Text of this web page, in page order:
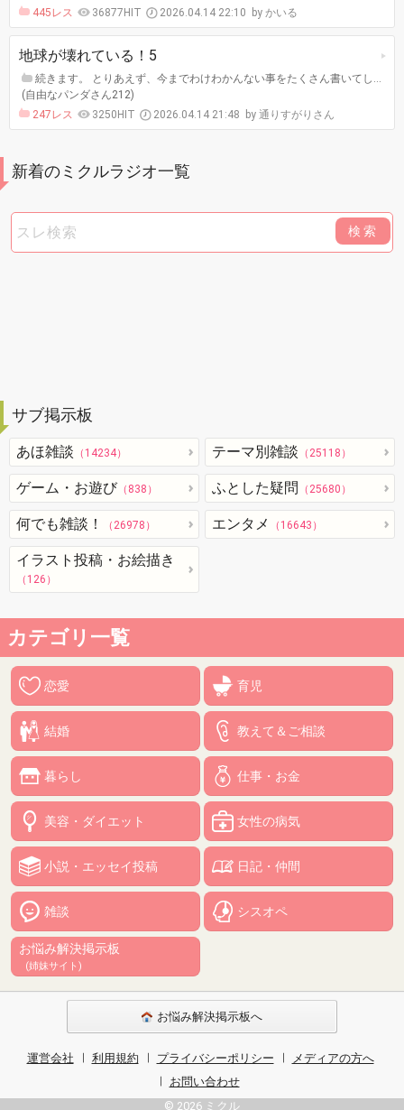
445レス
36877HIT 2026.04.14 22:10 かいる
地球が壊れている！5
続きます。 とりあえず、今までわけわかんない事をたくさん書いてし…
(自由なパンダさん212)
247レス
3250HIT 2026.04.14 21:48 通りすがりさん
新着のミクルラジオ一覧
検索
サブ掲示板
あほ雑談 （14234） テーマ別雑談 （25118）
ゲーム・お遊び （838） ふとした疑問 （25680）
何でも雑談！ （26978） エンタメ （16643）
イラスト投稿・お絵描き
（126）
カテゴリ一覧
恋愛 育児
結婚 教えて＆ご相談
暮らし 仕事・お金
美容・ダイエット 女性の病気
小説・エッセイ投稿 日記・仲間
雑談 シスオペ
お悩み解決掲示板
(姉妹サイト)
お悩み解決掲示板へ
運営会社 利用規約 プライバシーポリシー
メディアの方へ
お問い合わせ
© 2026 ミクル